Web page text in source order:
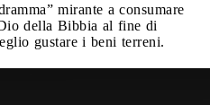
mirante a consumare
della Bibbia al fine di
gustare i beni terreni.